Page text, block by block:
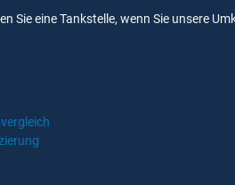
eine Tankstelle, wenn Sie unsere